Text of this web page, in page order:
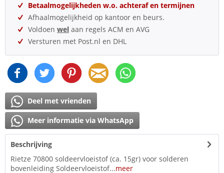
Betaalmogelijkheden w.o. achteraf en termijnen
Afhaalmogelijkheid op kantoor en beurs.
Voldoen wel aan regels ACM en AVG
Versturen met Post.nl en DHL
Deel met vrienden
Meer informatie via WhatsApp
Beschrijving
Rietze 70800 soldeervloeistof (ca. 15gr) voor solderen
bovenleiding Soldeervloeistof...meer